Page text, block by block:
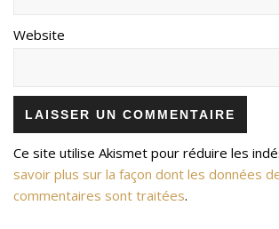
Website
Ce site utilise Akismet pour réduire les
savoir plus sur la façon dont les données
commentaires sont traitées.